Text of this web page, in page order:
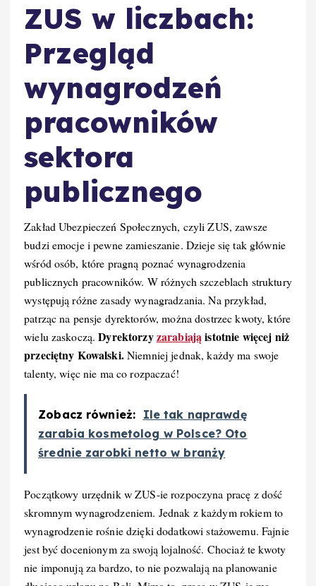
ZUS w liczbach:
Przegląd
wynagrodzeń
pracowników
sektora
publicznego
Zakład Ubezpieczeń Społecznych, czyli ZUS, zawsze
budzi emocje i pewne zamieszanie. Dzieje się tak głównie
wśród osób, które pragną poznać wynagrodzenia
publicznych pracowników. W różnych szczeblach struktury
występują różne zasady wynagradzania. Na przykład,
patrząc na pensje dyrektorów, można dostrzec kwoty, które
wielu zaskoczą.Dyrektorzyzarabiająistotnie więcej niż
przeciętny Kowalski.Niemniej jednak, każdy ma swoje
talenty, więc nie ma co rozpaczać!
Zobacz również: Ile tak naprawdę
zarabia kosmetolog w Polsce? Oto
średnie zarobki netto w branży
Początkowy urzędnik w ZUS-ie rozpoczyna pracę z dość
skromnym wynagrodzeniem. Jednak z każdym rokiem to
wynagrodzenie rośnie dzięki dodatkowi stażowemu. Fajnie
jest być docenionym za swoją lojalność. Chociaż te kwoty
nie imponują za bardzo, to nie pozwalają na planowanie